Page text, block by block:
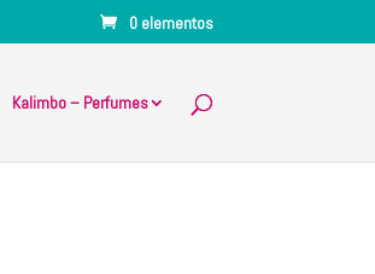
0 elementos
Kalimbo – Perfumes